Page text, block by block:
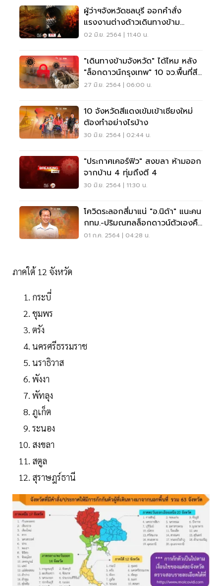
ผู้ว่าฯจังหวัดชลบุรี ออกคำสั่ง
แรงงานต่างด้าวเดินทางข้าม
จังหวัดต้องกักตัว
02 มิ.ย. 2564 | 11:40 น.
"เดินทางข้ามจังหวัด" ได้ไหม หลัง
"ล็อกดาวน์กรุงเทพ" 10 จว.พื้นที่สี
แดงเข้ม
27 มิ.ย. 2564 | 06:00 น.
10 จังหวัดสีแดงเข้มเข้าเชียงใหม่
ต้องทำอย่างไรบ้าง
30 มิ.ย. 2564 | 02:44 น.
"ประกาศเคอร์ฟิว" สงขลา ห้ามออก
จากบ้าน 4 ทุ่มถึงตี 4
30 มิ.ย. 2564 | 11:30 น.
โควิดระลอกสี่มาแน่ "อ.นิด้า" แนะคน
กทม.-ปริมณฑลล็อกดาวน์ตัวเองคือ
ทางรอด
01 ก.ค. 2564 | 04:28 น.
ภาคใต้ 12 จังหวัด
กระบี่
ชุมพร
ตรัง
นครศรีธรรมราช
นราธิวาส
พังงา
พัทลุง
ภูเก็ต
ระนอง
สงขลา
สตูล
สุราษฎร์ธานี